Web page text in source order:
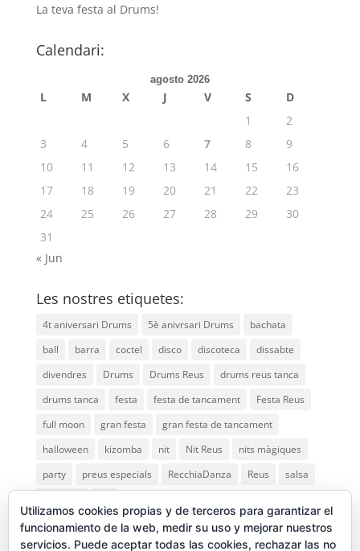
La teva festa al Drums!
Calendari:
agosto 2026
L M X J V S
D
1
2
3
4 5 6 7 8
9
10
11 12 13 14 15
16
17
18 19 20 21 22
23
24
25 26 27 28 29
30
31
« Jun
Les nostres etiquetes:
4t aniversari Drums 5è anivrsari Drums
bachata
ball
barra coctel disco discoteca
dissabte
divendres
Drums Drums Reus
drums reus tanca
drums tanca
festa festa de tancament
Festa Reus
full moon
gran festa
gran festa de tancament
halloween
kizomba nit Nit Reus
nits màgiques
party
preus especials RecchiaDanza Reus
salsa
Utilizamos cookies propias y de terceros para garantizar el
funcionamiento de la web, medir su uso y mejorar nuestros
servicios. Puede aceptar todas las cookies, rechazar las no